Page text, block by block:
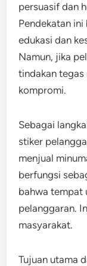
persuasif dan
Pendekatan
edukasi dan
Namun, jika
tindakan tegas
kompromi.
Sebagai
stiker
menjual
berfungsi
bahwa tempat
pelanggaran.
masyarakat.
Tujuan utama